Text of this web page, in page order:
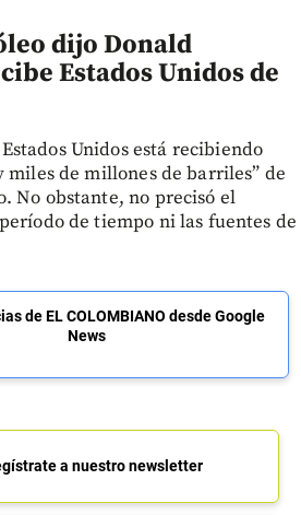
dijo Donald
Estados Unidos de
Unidos está recibiendo
miles de millones de barriles” de
No obstante, no precisó el
de tiempo ni las fuentes de
de EL COLOMBIANO desde Google
News
a nuestro newsletter